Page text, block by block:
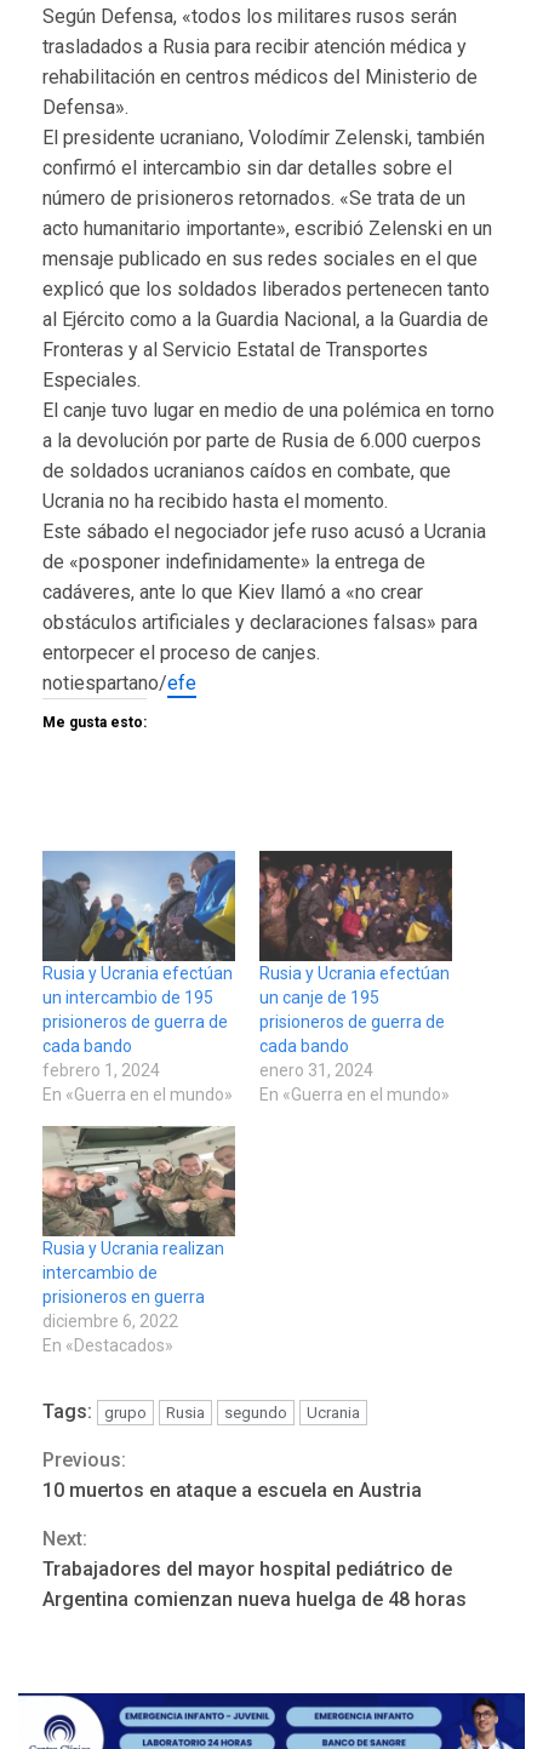
Según Defensa, «todos los militares rusos serán
trasladados a Rusia para recibir atención médica y
rehabilitación en centros médicos del Ministerio de
Defensa».
El presidente ucraniano, Volodímir Zelenski, también
confirmó el intercambio sin dar detalles sobre el
número de prisioneros retornados. «Se trata de un
acto humanitario importante», escribió Zelenski en un
mensaje publicado en sus redes sociales en el que
explicó que los soldados liberados pertenecen tanto
al Ejército como a la Guardia Nacional, a la Guardia de
Fronteras y al Servicio Estatal de Transportes
Especiales.
El canje tuvo lugar en medio de una polémica en torno
a la devolución por parte de Rusia de 6.000 cuerpos
de soldados ucranianos caídos en combate, que
Ucrania no ha recibido hasta el momento.
Este sábado el negociador jefe ruso acusó a Ucrania
de «posponer indefinidamente» la entrega de
cadáveres, ante lo que Kiev llamó a «no crear
obstáculos artificiales y declaraciones falsas» para
entorpecer el proceso de canjes.
notiespartano/efe
Me gusta esto:
Rusia y Ucrania efectúan
un intercambio de 195
prisioneros de guerra de
cada bando
febrero 1, 2024
En «Guerra en el mundo»
Rusia y Ucrania efectúan
un canje de 195
prisioneros de guerra de
cada bando
enero 31, 2024
En «Guerra en el mundo»
Rusia y Ucrania realizan
intercambio de
prisioneros en guerra
diciembre 6, 2022
En «Destacados»
Tags: grupo Rusia segundo Ucrania
Continue
Reading
Previous:
10 muertos en ataque a escuela en Austria
Next:
Trabajadores del mayor hospital pediátrico de
Argentina comienzan nueva huelga de 48 horas
POLÍTICA
TITULARES
monitorear proceso de
POLÍTICA
TITULARES
ÚLTIMA HORA
INTERNACIONALES ÚLTIMA HORA